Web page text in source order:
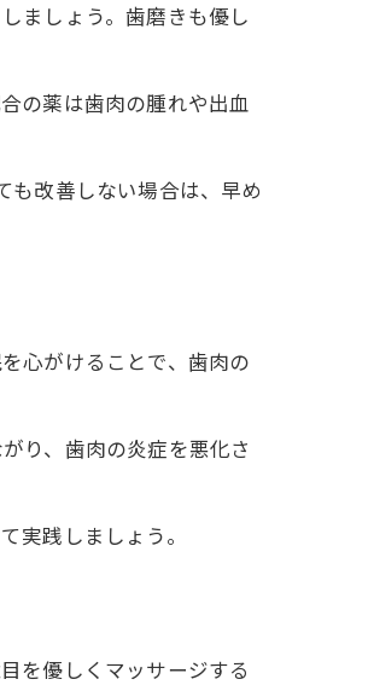
ましょう。歯磨きも優し
の薬は歯肉の腫れや出血
も改善しない場合は、早め
心がけることで、歯肉の
り、歯肉の炎症を悪化さ
実践しましょう。
を優しくマッサージする